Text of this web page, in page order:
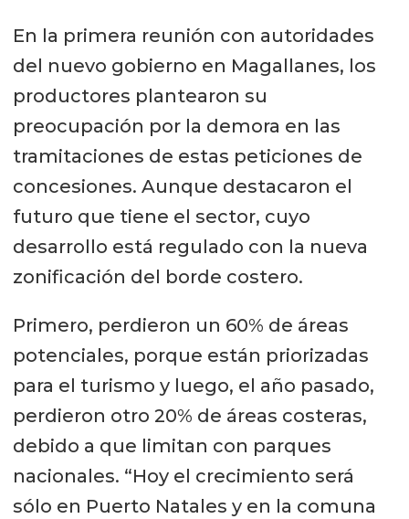
En la primera reunión con autoridades
del nuevo gobierno en Magallanes, los
productores plantearon su
preocupación por la demora en las
tramitaciones de estas peticiones de
concesiones. Aunque destacaron el
futuro que tiene el sector, cuyo
desarrollo está regulado con la nueva
zonificación del borde costero.
Primero, perdieron un 60% de áreas
potenciales, porque están priorizadas
para el turismo y luego, el año pasado,
perdieron otro 20% de áreas costeras,
debido a que limitan con parques
nacionales. “Hoy el crecimiento será
sólo en Puerto Natales y en la comuna